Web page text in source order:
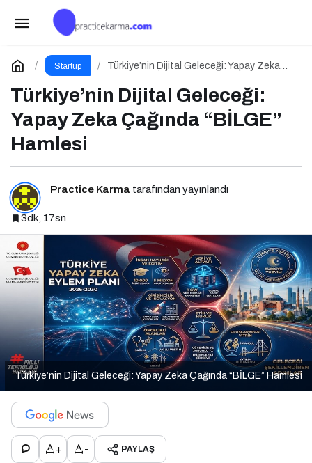
Startup
Türkiye’nin Dijital Geleceği: Yapay Zeka
Türkiye’nin Dijital Geleceği:
Yapay Zeka Çağında “BİLGE”
Hamlesi
Practice Karma tarafından yayınlandı
3dk, 17sn
Türkiye’nin Dijital Geleceği: Yapay Zeka Çağında “BİLGE” Hamlesi
+ - PAYLAŞ
Before Friday Etkinliği İçin Geri Sayım!
Yorum Yap